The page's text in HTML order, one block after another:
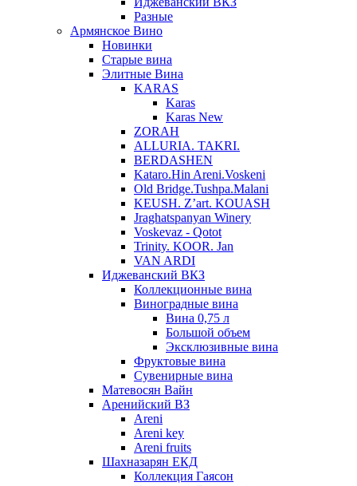
Разные
Армянское Вино
Новинки
Старые вина
Элитные Вина
KARAS
Karas
Karas New
ZORAH
ALLURIA. TAKRI.
BERDASHEN
Kataro.Hin Areni.Voskeni
Old Bridge.Tushpa.Malani
KEUSH. Z’art. KOUASH
Jraghatspanyan Winery
Voskevaz - Qotot
Trinity. KOOR. Jan
VAN ARDI
Иджеванский ВКЗ
Коллекционные вина
Виноградные вина
Вина 0,75 л
Большой объем
Эксклюзивные вина
Фруктовые вина
Cувенирные вина
Матевосян Вайн
Аренийский ВЗ
Areni
Areni key
Areni fruits
Шахназарян ЕКД
Коллекция Гаясон